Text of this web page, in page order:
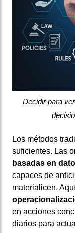
Decidir para
Los métodos
suficientes. Las
basadas en
capaces de
materialicen.
en acciones
diarios para